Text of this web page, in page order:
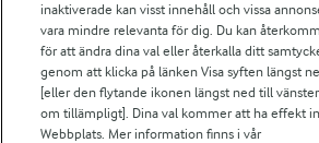
Arla.com
Falbygdens Ost
Arla webbshop
Bildbank
inaktiverade kan visst innehåll och vissa
vara mindre relevanta för dig. Du kan
för att ändra dina val eller återkalla ditt
genom att klicka på länken Visa syften längst
[eller den flytande ikonen längst ned till
om tillämpligt]. Dina val kommer att ha effekt
Webbplats. Mer information finns i vår